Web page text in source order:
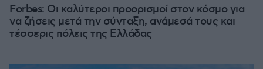
Forbes: Οι καλύτεροι προορισμοί στον κόσμο για
να ζήσεις μετά την σύνταξη, ανάμεσά τους και
τέσσερις πόλεις της Ελλάδας